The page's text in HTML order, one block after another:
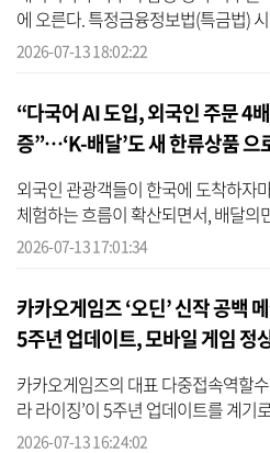
에 오른다. 특정금융정보법(특금법)
반의 경중을 가릴 예외 장치가 담길지
2026-07-13 18:02:22
“다국어 AI 도입, 외국인 주문 4
증”…‘K-배달’도 새 한류상품 으
외국인 관광객들이 한국에 도착하자
체험하는 흐름이 확산되면서, 배달의
로운 틈새시장으로 주목받고 있다. 내
2026-07-13 17:01:34
카카오게임즈 ‘오딘’ 신작 공백
5주년 업데이트, 모바일 게임 정
카카오게임즈의 대표 다중접속역할
라 라이징’이 5주년 업데이트를 계기
했다. 출시 6년차에 접어든 게임이 대
2026-07-13 16:24:02